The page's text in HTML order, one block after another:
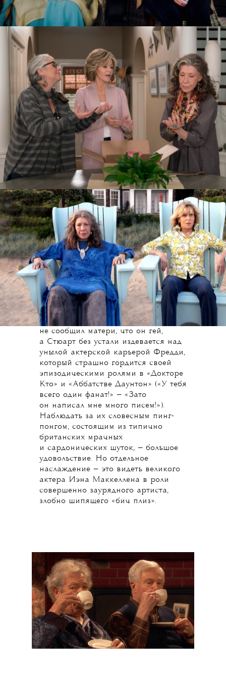
Vicious
2013–2016
Для ситкома, в котором играют два
выдающихся актера — сэр Иэн
Маккеллен и сэр Дерек Джекоби,
«Грешники» на удивление мало
известны. Кавалеры ордена
Британской империи с послужным
списком ролей от суперзлодеев
до шекспировских героев здесь
предстают в роли практически
самих себя. Фредди и Стюарт живут
вместе уже 48 лет в центре Лондона.
Как и любая семейная пара
с солидным стажем, они
одновременно и очень любят друг
друга, и чертовски друг от друга
устали. Их жизнь состоит
из распития чая на диване
в бархатных халатах и обсуждения
личной жизни их подруги Вайолет
и молодого жизнерадостного соседа
сверху — его играет Иван Реон,
на 180° развернувшийся в этой роли
от кровожадного Рамси Болтона
из «Игры престолов». Фредди
поддевает Стюарта, что тот,
разменяв восьмой десяток, все еще
не сообщил матери, что он гей,
а Стюарт без устали издевается над
унылой актерской карьерой Фредди,
который страшно гордится своей
эпизодическими ролями в «Докторе
Кто» и «Аббатстве Даунтон» («У тебя
всего один фанат!» — «Зато
он написал мне много писем!»).
Наблюдать за их словесным пинг-
понгом, состоящим из типично
британских мрачных
и сардонических шуток, — большое
удовольствие. Но отдельное
наслаждение — это видеть великого
актера Иэна Маккеллена в роли
совершенно заурядного артиста,
злобно шипящего «бич плиз».